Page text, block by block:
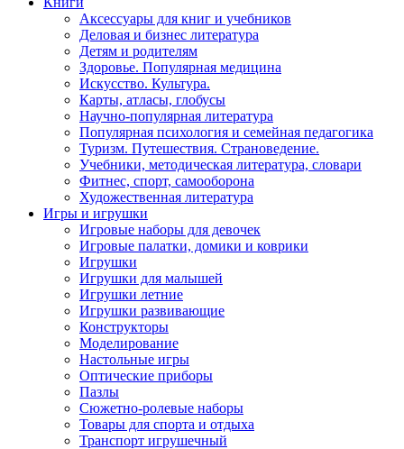
Аксессуары для книг и учебников
Деловая и бизнес литература
Детям и родителям
Здоровье. Популярная медицина
Искусство. Культура.
Карты, атласы, глобусы
Научно-популярная литература
Популярная психология и семейная педагогика
Туризм. Путешествия. Страноведение.
Учебники, методическая литература, словари
Фитнес, спорт, самооборона
Художественная литература
Игры и игрушки
Игровые наборы для девочек
Игровые палатки, домики и коврики
Игрушки
Игрушки для малышей
Игрушки летние
Игрушки развивающие
Конструкторы
Моделирование
Настольные игры
Оптические приборы
Пазлы
Сюжетно-ролевые наборы
Товары для спорта и отдыха
Транспорт игрушечный